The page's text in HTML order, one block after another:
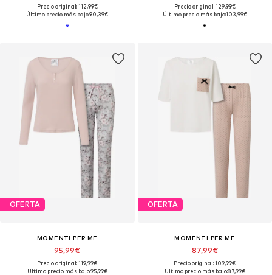
Precio original: 112,99€
Último precio más bajo:90,39€
Precio original: 129,99€
Último precio más bajo:103,99€
OFERTA
MOMENTI PER ME
95,99€
Precio original: 119,99€
Último precio más bajo:95,99€
OFERTA
MOMENTI PER ME
87,99€
Precio original: 109,99€
Último precio más bajo:87,99€